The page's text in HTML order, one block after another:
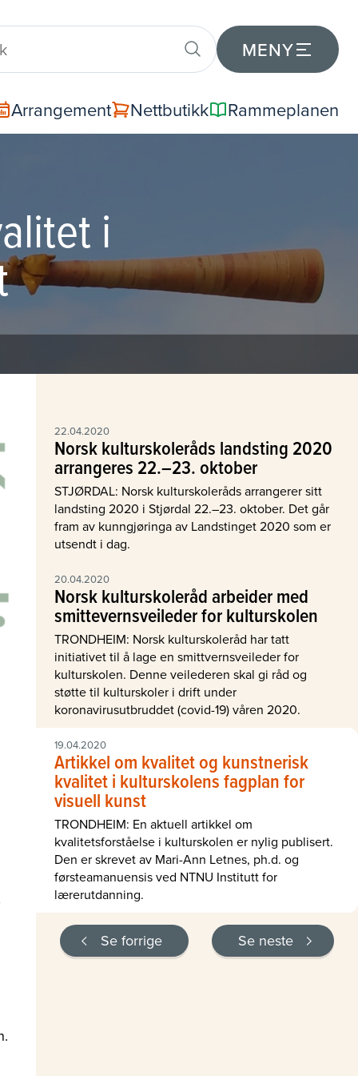
MENY
Arrangement Nettbutikk Rammeplanen
i
22.04.2020
Norsk kulturskoleråds landsting 2020
arrangeres 22.–23. oktober
STJØRDAL: Norsk kulturskoleråds arrangerer sitt
landsting 2020 i Stjørdal 22.–23. oktober. Det går
fram av kunngjøringa av Landstinget 2020 som er
utsendt i dag.
20.04.2020
Norsk kulturskoleråd arbeider med
smittevernsveileder for kulturskolen
TRONDHEIM: Norsk kulturskoleråd har tatt
initiativet til å lage en smittvernsveileder for
kulturskolen. Denne veilederen skal gi råd og
støtte til kulturskoler i drift under
koronavirusutbruddet (covid-19) våren 2020.
19.04.2020
Artikkel om kvalitet og kunstnerisk
kvalitet i kulturskolens fagplan for
visuell kunst
TRONDHEIM: En aktuell artikkel om
kvalitetsforståelse i kulturskolen er nylig publisert.
Den er skrevet av Mari-Ann Letnes, ph.d. og
førsteamanuensis ved NTNU Institutt for
lærerutdanning.
Se forrige Se neste